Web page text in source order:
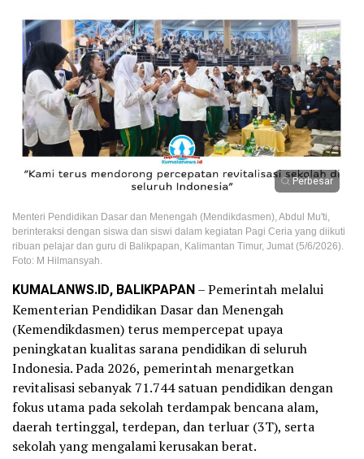
Perbesar
Menteri Pendidikan Dasar dan Menengah (Mendikdasmen), Abdul Mu'ti,
berinteraksi dengan siswa dan siswi dalam kegiatan Pagi Ceria yang diikuti
ribuan pelajar dan guru di Balikpapan, Kalimantan Timur, Jumat (5/6/2026).
Foto: M Hilmansyah.
KUMALANWS.ID, BALIKPAPAN– Pemerintah melalui
Kementerian Pendidikan Dasar dan Menengah
(Kemendikdasmen) terus mempercepat upaya
peningkatan kualitas sarana pendidikan di seluruh
Indonesia. Pada 2026, pemerintah menargetkan
revitalisasi sebanyak 71.744 satuan pendidikan dengan
fokus utama pada sekolah terdampak bencana alam,
daerah tertinggal, terdepan, dan terluar (3T), serta
sekolah yang mengalami kerusakan berat.